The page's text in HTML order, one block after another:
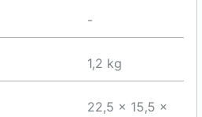
-
1,2 kg
22,5 x 15,5 x